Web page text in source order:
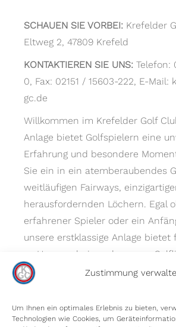
Zustimmung
Um Ihnen ein optimales Erlebnis zu bieten,
Technologien wie Cookies, um
SCHAUEN SIE VORBEI: Krefelder
Eltweg 2, 47809 Krefeld
KONTAKTIEREN SIE UNS: Telefon:
0, Fax: 02151 / 15603-222, E-Mail:
gc.de
Willkommen im Krefelder Golf
Anlage bietet Golfspielern eine
Erfahrung und besondere
Sie ein in ein atemberaubendes
weitläufigen Fairways,
herausfordernden Löchern. Egal
erfahrener Spieler oder ein
unsere erstklassige Anlage bietet
zu Hause – bei uns kommen
Spielstärke auf ihre Kosten.